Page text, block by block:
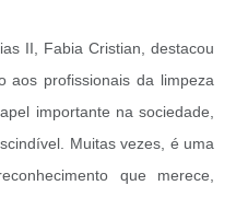
II, Fabia Cristian, destacou
aos profissionais da limpeza
importante na sociedade,
Muitas vezes, é uma
que merece,